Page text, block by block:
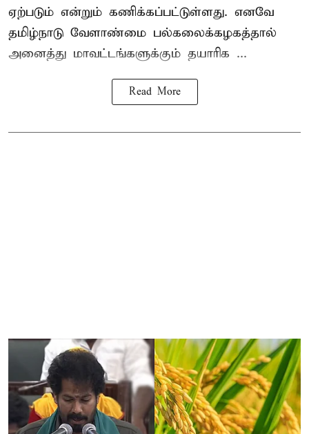
ஏற்படும் என்றும் கணிக்கப்பட்டுள்ளது. எனவே
தமிழ்நாடு வேளாண்மை பல்கலைக்கழகத்தால்
அனைத்து மாவட்டங்களுக்கும் தயாரிக ...
Read More